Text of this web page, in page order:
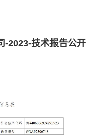
-2023-技术报告公开